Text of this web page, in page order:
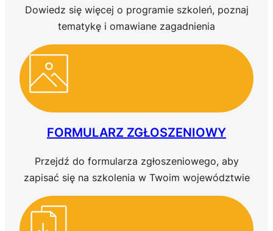
Dowiedz się więcej o programie szkoleń, poznaj
tematykę i omawiane zagadnienia
FORMULARZ ZGŁOSZENIOWY
Przejdź do formularza zgłoszeniowego, aby
zapisać się na szkolenia w Twoim województwie